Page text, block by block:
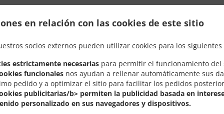
en relación con las cookies de este sitio
socios externos pueden utilizar cookies para los siguientes
estrictamente necesarias para permitir el funcionamiento del
funcionales nos ayudan a rellenar automáticamente sus
pedido y a optimizar el sitio para facilitar los pedidos
publicitarias/b> permiten la publicidad basada en
personalizado en sus navegadores y dispositivos.
Estamos dejando las viejas costumbres y
en restaurantes. Así todo se volverá mucho más fácil,